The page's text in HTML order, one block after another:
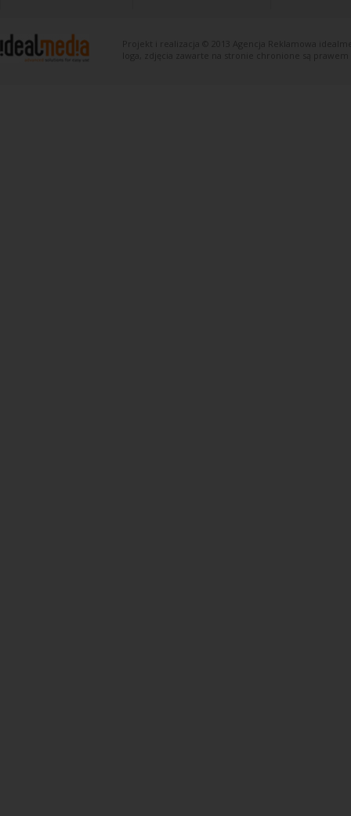
Projekt i realizacja © 2013 Agencja Reklamowa
loga, zdjęcia zawarte na stronie chronione są